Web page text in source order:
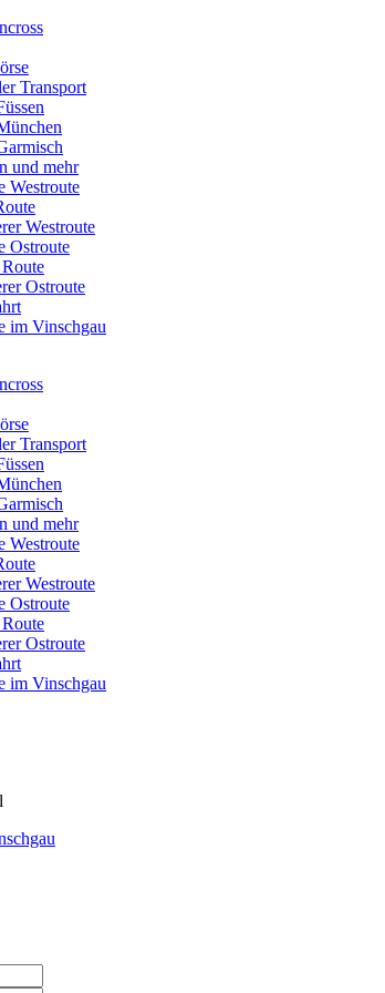
Transport
und mehr
Westroute
Westroute
Ostroute
Ostroute
im Vinschgau
Transport
und mehr
Westroute
Westroute
Ostroute
Ostroute
im Vinschgau